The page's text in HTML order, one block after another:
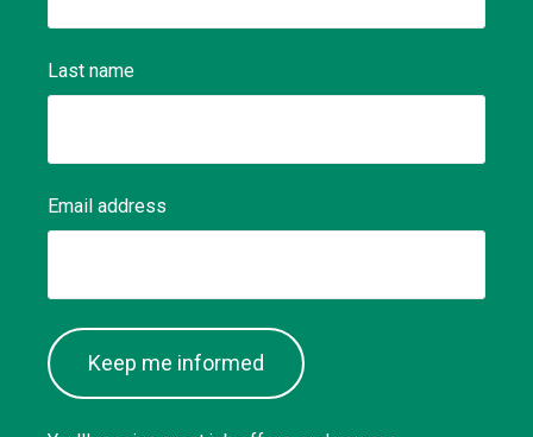
Last name
Email address
Keep me informed